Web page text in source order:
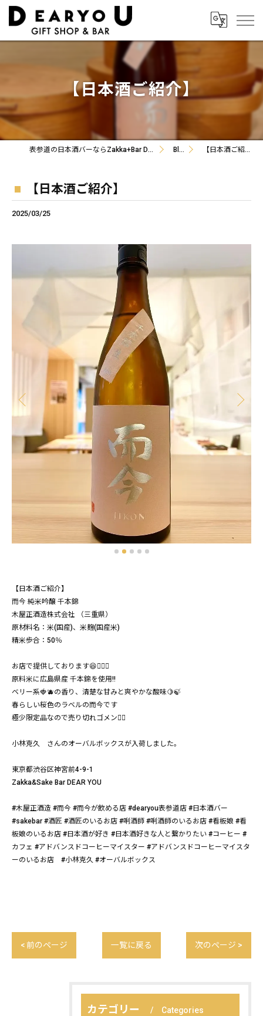
【日本酒ご紹介】
表参道の日本酒バーならZakka+Bar DEARYOU Blog 【日本酒ご紹介】
【日本酒ご紹介】
2025/03/25
【日本酒ご紹介】
而今 純米吟醸 千本錦
木屋正酒造株式会社 （三重県）
原材料名：米(国産)、米麹(国産米)
精米歩合：50％
お店で提供しております😆👍🏻✨
原料米に広島県産 千本錦を使用‼️
ベリー系🍓🫐の香り、清楚な甘みと爽やかな酸味🍋🍃
春らしい桜色のラベルの而今です
極少限定品なので売り切れゴメン🙇‍♂
小林克久 さんのオーバルボックスが入荷しました。
東京都渋谷区神宮前4-9-1
Zakka&Sake Bar DEAR YOU
#木屋正酒造 #而今 #而今が飲める店 #dearyou表参道店 #日本酒バー
#sakebar #酒匠 #酒匠のいるお店 #唎酒師 #唎酒師のいるお店 #看板娘 #看
板娘のいるお店 #日本酒が好き #日本酒好きな人と繋かりたい #コーヒー #
カフェ #アドバンスドコーヒーマイスター #アドバンスドコーヒーマイスタ
ーのいるお店 #小林克久 #オーバルボックス
< 前のページ 一覧に戻る 次のページ >
カテゴリー Categories